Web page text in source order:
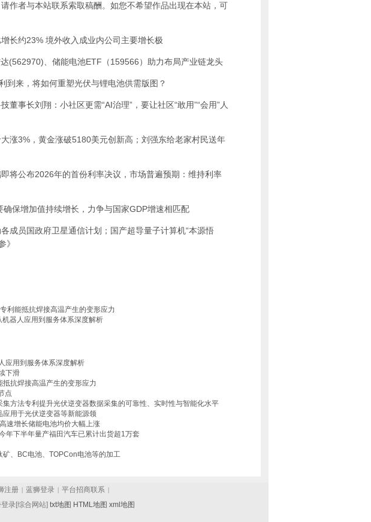
者与本站联系索取稿酬。如您不希望作品出现在本站，可
约23% 境外收入成业内公司主要增长极
、储能电池ETF（159566）助力布局产业链龙头
来，将如何重塑光伏与锂电池供需版图？
事长刘翔：小社区更需“AI治理”，要让社区“敢用”“会用”人
3%，黄金涨破5180美元创新高；刘强东给老家村民送年
公布2026年的首份利率决议，市场普遍预期：维持利率
增加值持续增长，力争与国家GDP增速相匹配
员国政府卫星通信计划；国产超导量子计算机“本源悟
》
利能抵抗焊接高温产生的变形应力
器人应用到服务体系深度解析
应用到服务体系深度解析
下滑
抗焊接高温产生的变形应力
点
方法专利提升光伏逆变器数据采集的可靠性、实时性与智能化水平
用于光伏逆变器等新能源领
速增长储能电池均价大幅上涨
年下半年量产福田汽车已累计出货超1万套
、BC电池、TOPCon电池等的加工
注册 | 蓝狮登录 | 平台招商联系 |
录[综合网站] txt地图 HTML地图 xml地图